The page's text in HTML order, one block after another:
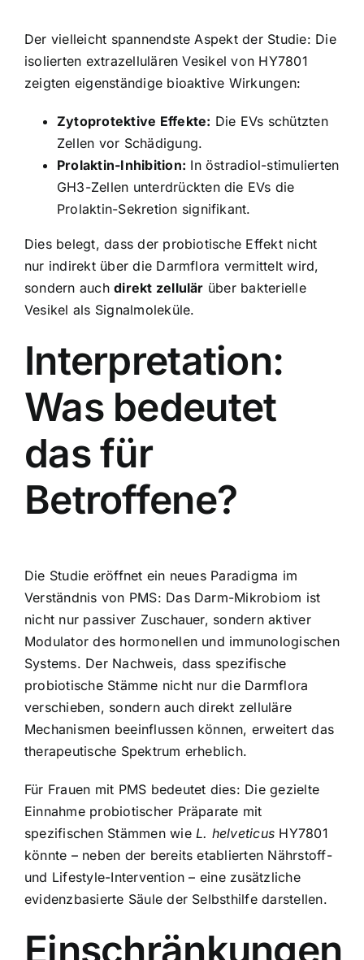
Der vielleicht spannendste Aspekt der Studie: Die
isolierten extrazellulären Vesikel von HY7801
zeigten eigenständige bioaktive Wirkungen:
Zytoprotektive Effekte: Die EVs schützten
Zellen vor Schädigung.
Prolaktin-Inhibition: In östradiol-stimulierten
GH3-Zellen unterdrückten die EVs die
Prolaktin-Sekretion signifikant.
Dies belegt, dass der probiotische Effekt nicht
nur indirekt über die Darmflora vermittelt wird,
sondern auchdirekt zellulär über bakterielle
Vesikel als Signalmoleküle.
Interpretation:
Was bedeutet
das für
Betroffene?
Die Studie eröffnet ein neues Paradigma im
Verständnis von PMS: Das Darm-Mikrobiom ist
nicht nur passiver Zuschauer, sondern aktiver
Modulator des hormonellen und immunologischen
Systems. Der Nachweis, dass spezifische
probiotische Stämme nicht nur die Darmflora
verschieben, sondern auch direkt zelluläre
Mechanismen beeinflussen können, erweitert das
therapeutische Spektrum erheblich.
Für Frauen mit PMS bedeutet dies: Die gezielte
Einnahme probiotischer Präparate mit
spezifischen Stämmen wieL. helveticus HY7801
könnte – neben der bereits etablierten Nährstoff-
und Lifestyle-Intervention – eine zusätzliche
evidenzbasierte Säule der Selbsthilfe darstellen.
Einschränkungen